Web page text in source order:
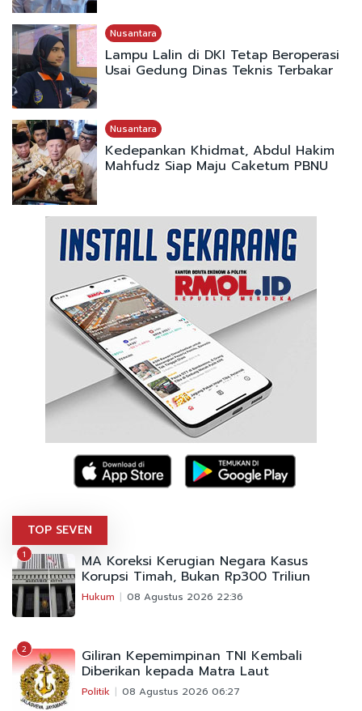
Nusantara
Lampu Lalin di DKI Tetap Beroperasi
Usai Gedung Dinas Teknis Terbakar
Nusantara
Kedepankan Khidmat, Abdul Hakim
Mahfudz Siap Maju Caketum PBNU
TOP SEVEN
1 MA Koreksi Kerugian Negara Kasus
Korupsi Timah, Bukan Rp300 Triliun
Hukum 08 Agustus 2026 22:36
2 Giliran Kepemimpinan TNI Kembali
Diberikan kepada Matra Laut
Politik 08 Agustus 2026 06:27